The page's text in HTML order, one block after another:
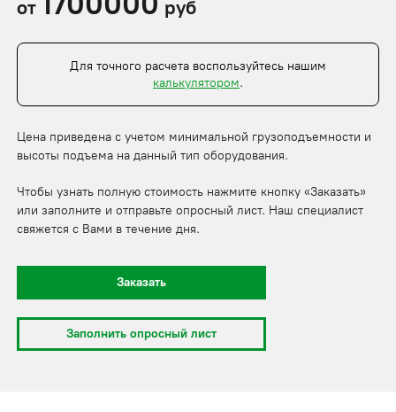
от руб
Для точного расчета воспользуйтесь нашим
калькулятором.
Цена приведена с учетом минимальной грузоподъемности и
высоты подъема на данный тип оборудования.
Чтобы узнать полную стоимость нажмите кнопку «Заказать»
или заполните и отправьте опросный лист. Наш специалист
свяжется с Вами в течение дня.
Заказать
Заполнить опросный лист